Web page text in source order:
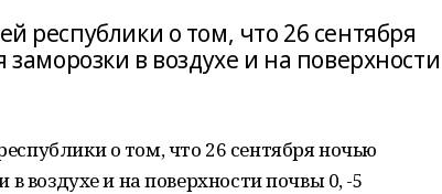
о том, что 26 сентября
в воздухе и на поверхности
о том, что 26 сентября ночью
воздухе и на поверхности почвы 0, -5